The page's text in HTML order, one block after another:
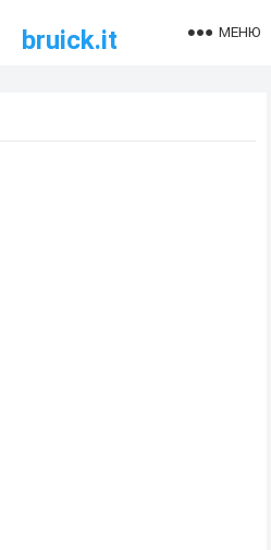
bruick.it МЕНЮ